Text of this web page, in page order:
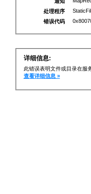
处理程序
错误代码
详细信息:
此错误表明文件或目录在服
查看详细信息 »